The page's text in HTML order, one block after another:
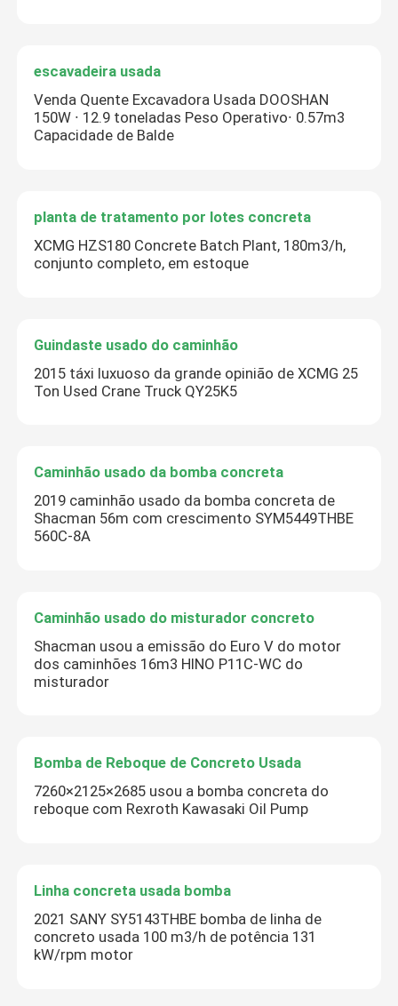
escavadeira usada
Venda Quente Excavadora Usada DOOSHAN
150W ∙ 12.9 toneladas Peso Operativo∙ 0.57m3
Capacidade de Balde
planta de tratamento por lotes concreta
XCMG HZS180 Concrete Batch Plant, 180m3/h,
conjunto completo, em estoque
Guindaste usado do caminhão
2015 táxi luxuoso da grande opinião de XCMG 25
Ton Used Crane Truck QY25K5
Caminhão usado da bomba concreta
2019 caminhão usado da bomba concreta de
Shacman 56m com crescimento SYM5449THBE
560C-8A
Caminhão usado do misturador concreto
Shacman usou a emissão do Euro V do motor
dos caminhões 16m3 HINO P11C-WC do
misturador
Bomba de Reboque de Concreto Usada
7260×2125×2685 usou a bomba concreta do
reboque com Rexroth Kawasaki Oil Pump
Linha concreta usada bomba
2021 SANY SY5143THBE bomba de linha de
concreto usada 100 m3/h de potência 131
kW/rpm motor